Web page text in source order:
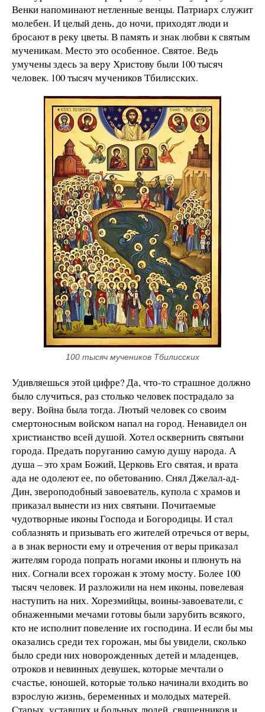
Венки напоминают нетленные венцы. Патриарх служит
молебен. И целый день, до ночи, приходят люди и
бросают в реку цветы. В память и знак любви к святым
мученикам. Место это особенное. Святое. Ведь
умучены здесь за веру Христову были 100 тысяч
человек. 100 тысяч мучеников Тбилисских.
100 тысяч мучеников Тбилисских
Удивляешься этой цифре? Да, что-то страшное должно
было случиться, раз столько человек пострадало за
веру. Война была тогда. Лютый человек со своим
смертоносным войском напал на город. Ненавидел он
христианство всей душой. Хотел осквернить святыни
города. Предать поруганию самую душу народа. А
душа – это храм Божий, Церковь Его святая, и врата
ада не одолеют ее, по обетованию. Снял Джелал-ад-
Дин, звероподобный завоеватель, купола с храмов и
приказал вынести из них святыни. Почитаемые
чудотворные иконы Господа и Богородицы. И стал
соблазнять и призывать его жителей отречься от веры,
а в знак верности ему и отречения от веры приказал
жителям города попрать ногами иконы и плюнуть на
них. Согнали всех горожан к этому мосту. Более 100
тысяч человек. И разложили на нем иконы, повелевая
наступить на них. Хорезмийцы, воины-завоеватели, с
обнаженными мечами готовы были зарубить всякого,
кто не исполнит повеление их господина. И если бы мы
оказались среди тех горожан, мы бы увидели, сколько
было среди них новорожденных детей и младенцев,
отроков и невинных девушек, которые мечтали о
счастье, юношей, которые только начинали входить во
взрослую жизнь, беременных и молодых матерей.
Старых, уставших и больных людей, священников и